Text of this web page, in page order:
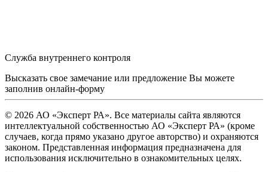
Служба внутреннего контроля
Высказать свое замечание или предложение Вы можете
заполнив онлайн-форму
© 2026 АО «Эксперт РА». Все материалы сайта являются
интеллектуальной собственностью АО «Эксперт РА» (кроме
случаев, когда прямо указано другое авторство) и охраняются
законом. Представленная информация предназначена для
использования исключительно в ознакомительных целях.